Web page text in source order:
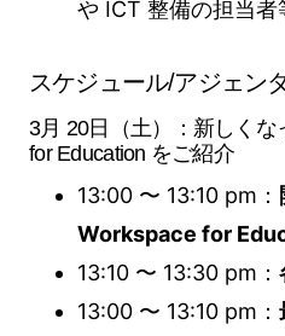
や ICT 整備の担当者
スケジュール/アジェン
3月 20日（土）：新しくな
for Education をご紹介
13:00 〜 13:10 pm：
Workspace for
13:10 〜 13:30 pm：
13:00 〜 13:10 pm：